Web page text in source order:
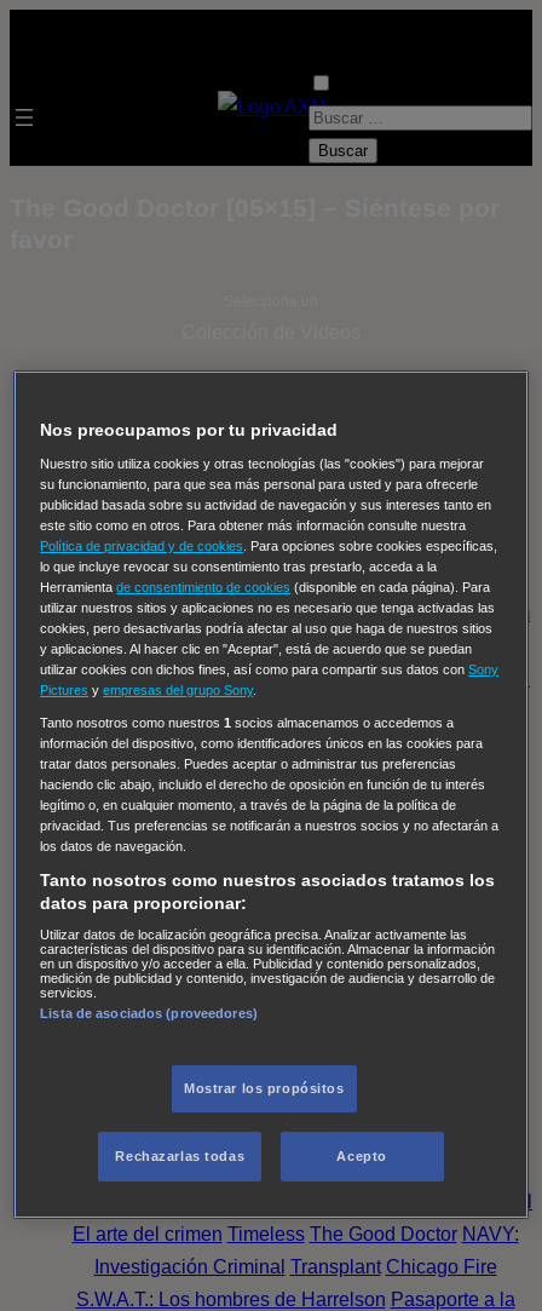
B
Thomas, el ojo del FBI Pan Am Dawson crece
Insomnia El Guardián The Blacklist Cinco en familia
Hudson & Rex Diez libras y un sueño Mr Loverman
Regreso al futuro III NUEVE CUERPOS Los últimos
caballeros Tormenta infinita Sing Street Cobra Kai
Tom
y Lola High Country Los casos de Susan Ryeland:
Moonflower Murders Twisted Metal Mentes Criminales:
Hailey Dean Without Sin: Libre de Culpa Morbius
NCIS: Nueva Orleans
Pandora En fuera de juego
The Shield: Al margen de la ley Duplicated Preacher
The Killing Kind
Chicago Fire Monarch Circuito cerradoAlert: Unidad
de personas desaparecidas
Ladrón de guante blanco Hannibal Daños y Perjuicios
AXN Masters of Sex Three PinesAccused CarterAlice
Nevers Crossing Lines
Magpie Murders Blindspot Coyote
Noche Wild Bill Mentes Criminales Candice Renoir
Annika
El arte del crimen Timeless The Good Doctor NAVY:
Investigación Criminal Transplant Chicago Fire
S.W.A.T.: Los hombres de Harrelson Pasaporte a la
Nos preocupamos por tu privacidad
Nuestro sitio utiliza cookies y otras tecnologías (las "cookies") para mejorar
su funcionamiento, para que sea más personal para usted y para ofrecerle
publicidad basada sobre su actividad de navegación y sus intereses tanto en
este sitio como en otros. Para obtener más información consulte nuestra
Política de privacidad y de cookies
. Para opciones sobre cookies específicas,
lo que incluye revocar su consentimiento tras prestarlo, acceda a la
Herramientade consentimiento de cookies (disponible en cada página). Para
utilizar nuestros sitios y aplicaciones no es necesario que tenga activadas las
cookies, pero desactivarlas podría afectar al uso que haga de nuestros sitios
y aplicaciones. Al hacer clic en "Aceptar", está de acuerdo que se puedan
utilizar cookies con dichos fines, así como para compartir sus datos conSony
Pictures yempresas del grupo Sony.
Tanto nosotros como nuestros1 socios almacenamos o accedemos a
información del dispositivo, como identificadores únicos en las cookies para
tratar datos personales. Puedes aceptar o administrar tus preferencias
haciendo clic abajo, incluido el derecho de oposición en función de tu interés
legítimo o, en cualquier momento, a través de la página de la política de
privacidad. Tus preferencias se notificarán a nuestros socios y no afectarán a
los datos de navegación.
Tanto nosotros como nuestros asociados tratamos los
datos para proporcionar:
Utilizar datos de localización geográfica precisa. Analizar activamente las
características del dispositivo para su identificación. Almacenar la información
en un dispositivo y/o acceder a ella. Publicidad y contenido personalizados,
medición de publicidad y contenido, investigación de audiencia y desarrollo de
servicios.
Lista de asociados (proveedores)
Mostrar los propósitos
Rechazarlas todas Acepto